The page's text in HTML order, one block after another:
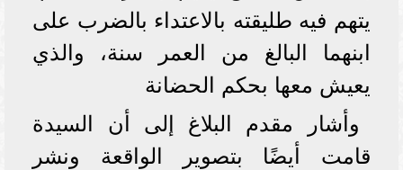
يتهم فيه طليقته بالاعتداء بالضرب على
ابنهما البالغ من العمر سنة، والذي
يعيش معها بحكم الحضانة
وأشار مقدم البلاغ إلى أن السيدة
قامت أيضًا بتصوير الواقعة ونشر